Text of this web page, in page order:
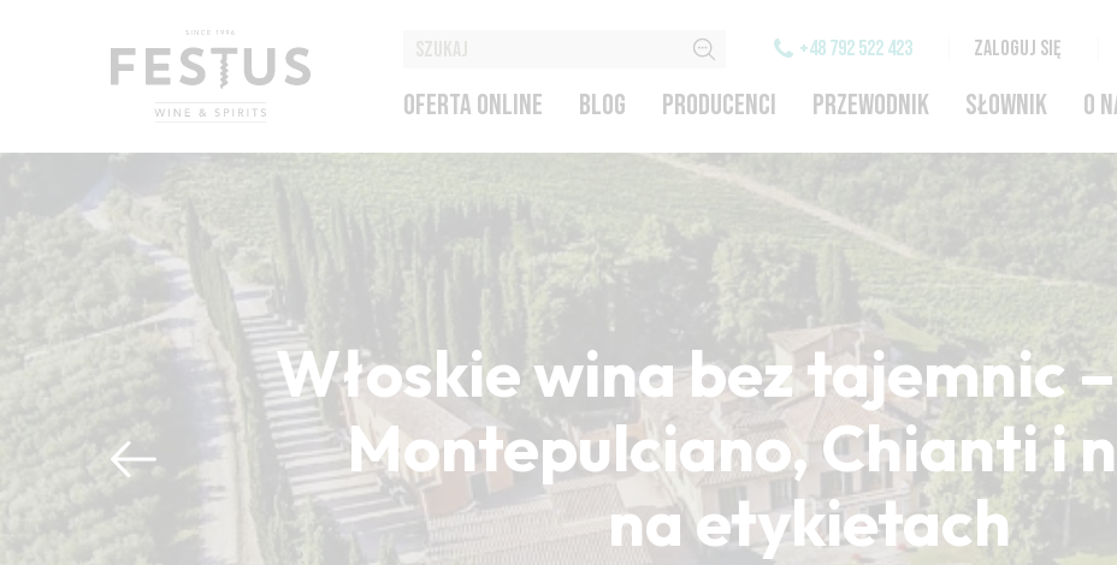
+48 792 522 423 ZALOGUJ SIĘ
OFERTA ONLINE BLOG PRODUCENCI PRZEWODNIK SŁOWNIK O
Włoskie wina bez tajemnic
Montepulciano, Chianti i
na etykietach